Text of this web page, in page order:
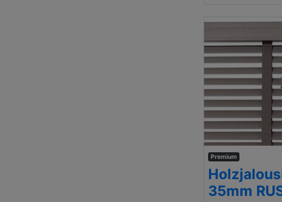
Premium
35mm